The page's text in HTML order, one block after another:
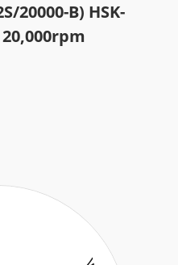
20000-B) HSK-